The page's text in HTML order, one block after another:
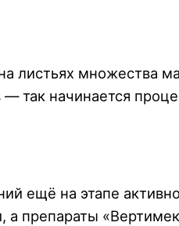
листьях множества
так начинается
ещё на этапе
препараты